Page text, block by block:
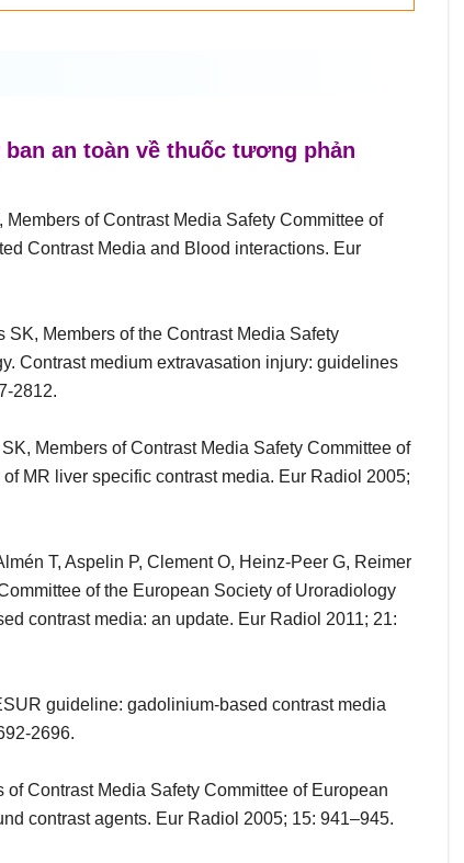
an toàn về thuốc tương phản
of Contrast Media Safety Committee of
Contrast Media and Blood interactions. Eur
SK, Members of the Contrast Media Safety
Contrast medium extravasation injury: guidelines
2812.
Members of Contrast Media Safety Committee of
MR liver specific contrast media. Eur Radiol 2005;
T, Aspelin P, Clement O, Heinz-Peer G, Reimer
of the European Society of Uroradiology
contrast media: an update. Eur Radiol 2011; 21:
guideline: gadolinium-based contrast media
2696.
Contrast Media Safety Committee of European
contrast agents. Eur Radiol 2005; 15: 941–945.